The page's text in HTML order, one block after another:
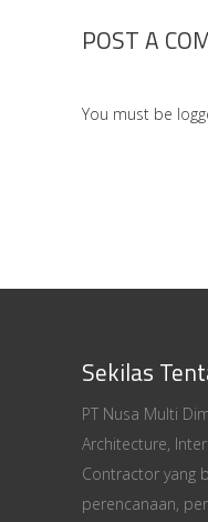
POST A
You must be
Sekilas
PT Nusa Multi
Architecture,
Contractor yang
perencanaan,